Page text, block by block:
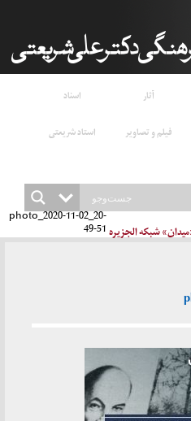
آثار
اسناد
فیلم و تصاویر
استاد شریعتی
شبکه الجزیره
photo_2020-11-02_20-
49-51